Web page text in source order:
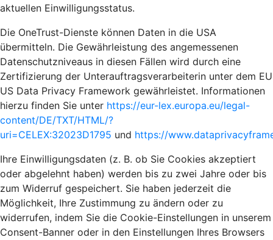
aktuellen Einwilligungsstatus.
Die OneTrust-Dienste können Daten in die USA
übermitteln. Die Gewährleistung des angemessenen
Datenschutzniveaus in diesen Fällen wird durch eine
Zertifizierung der Unterauftragsverarbeiterin unter dem EU
US Data Privacy Framework gewährleistet. Informationen
hierzu finden Sie unter https://eur-lex.europa.eu/legal-
content/DE/TXT/HTML/?
uri=CELEX:32023D1795 und https://
Ihre Einwilligungsdaten (z. B. ob Sie Cookies akzeptiert
oder abgelehnt haben) werden bis zu zwei Jahre oder bis
zum Widerruf gespeichert. Sie haben jederzeit die
Möglichkeit, Ihre Zustimmung zu ändern oder zu
widerrufen, indem Sie die Cookie-Einstellungen in unserem
Consent-Banner oder in den Einstellungen Ihres Browsers